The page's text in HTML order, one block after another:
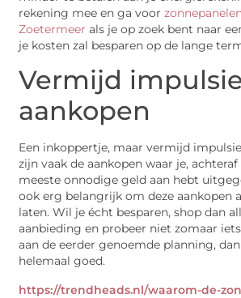
rekening mee en ga voor
Zoetermeer als je op zoek bent naar
je kosten zal besparen op de lange
Vermijd
aankopen
Een inkoppertje, maar vermijd
zijn vaak de aankopen waar je, achteraf
meeste onnodige geld aan hebt
ook erg belangrijk om deze aankopen
laten. Wil je écht besparen, shop dan
aanbieding en probeer niet zomaar
aan de eerder genoemde planning,
helemaal goed.
https://trendheads.nl/waarom-de-